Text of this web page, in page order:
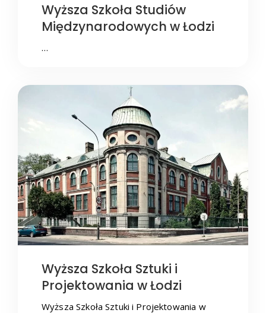
Wyższa Szkoła Studiów
Międzynarodowych w Łodzi
…
Wyższa Szkoła Sztuki i
Projektowania w Łodzi
Wyższa Szkoła Sztuki i Projektowania w